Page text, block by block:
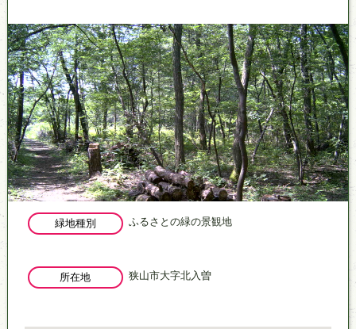
緑地種別 ふるさとの緑の景観地
所在地 狭山市大字北入曽